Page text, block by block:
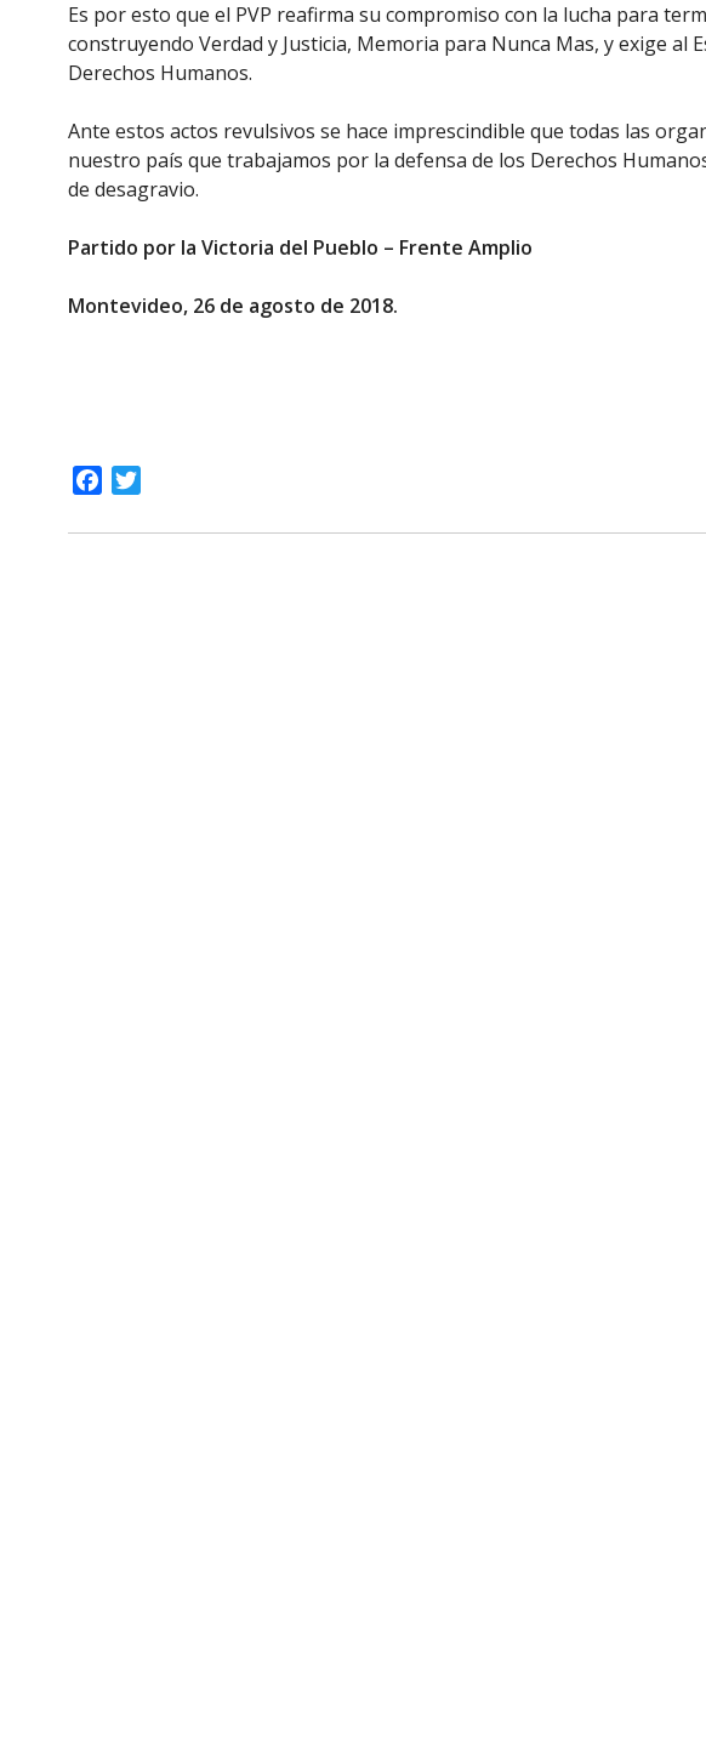
Es por esto que el PVP reafirma su compromiso con la lucha para
construyendo Verdad y Justicia, Memoria para Nunca Mas, y exige al
Derechos Humanos.
Ante estos actos revulsivos se hace imprescindible que todas las
nuestro país que trabajamos por la defensa de los Derechos
de desagravio.
Partido por la Victoria del Pueblo – Frente Amplio
Montevideo, 26 de agosto de 2018.
Facebook